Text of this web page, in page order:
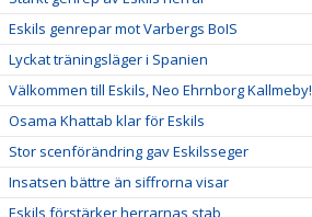
Eskils genrepar mot Varbergs BoIS
Lyckat träningsläger i Spanien
Välkommen till Eskils, Neo Ehrnborg Kallmeby!
Osama Khattab klar för Eskils
Stor scenförändring gav Eskilsseger
Insatsen bättre än siffrorna visar
Eskils förstärker herrarnas stab